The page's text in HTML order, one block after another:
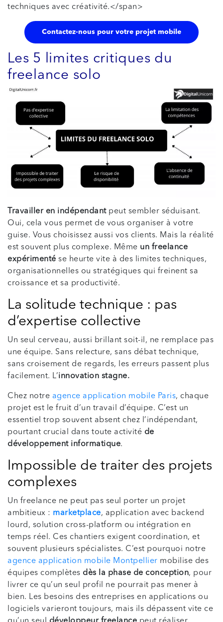
techniques avec créativité.</span>
Contactez-nous pour votre projet mobile
Les 5 limites critiques du
freelance solo
Travailler en indépendantpeut sembler séduisant.
Oui, cela vous permet de vous organiser à votre
guise. Vous choisissez aussi vos clients. Mais la réalité
est souvent plus complexe. Même un freelance
expérimenté se heurte vite à des limites techniques,
organisationnelles ou stratégiques qui freinent sa
croissance et sa productivité.
La solitude technique : pas
d’expertise collective
Un seul cerveau, aussi brillant soit-il, ne remplace pas
une équipe. Sans relecture, sans débat technique,
sans croisement de regards, les erreurs passent plus
facilement. L’innovation stagne.
Chez notre agence application mobile Paris, chaque
projet est le fruit d’un travail d’équipe. C’est un
essentiel trop souvent absent chez l’indépendant,
pourtant crucial dans toute activité de
développement informatique.
Impossible de traiter des projets
complexes
Un freelance ne peut pas seul porter un projet
ambitieux : marketplace, application avec backend
lourd, solution cross-platform ou intégration en
temps réel. Ces chantiers exigent coordination, et
souvent plusieurs spécialistes. C’est pourquoi notre
agence application mobile Montpellier mobilise des
équipes complètes dès la phase de conception, pour
livrer ce qu’un seul profil ne pourrait pas mener à
bien. Les besoins des entreprises en applications ou
logiciels varieront toujours, mais ils dépassent vite ce